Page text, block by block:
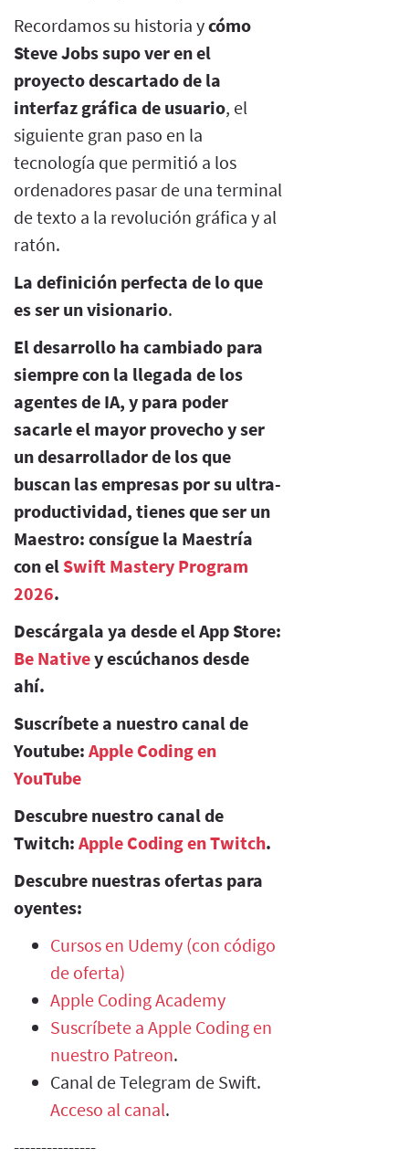
Recordamos su historia ycómo
Steve Jobs supo ver en el
proyecto descartado de la
interfaz gráfica de usuario, el
siguiente gran paso en la
tecnología que permitió a los
ordenadores pasar de una terminal
de texto a la revolución gráfica y al
ratón.
La definición perfecta de lo que
es ser un visionario.
El desarrollo ha cambiado para
siempre con la llegada de los
agentes de IA, y para poder
sacarle el mayor provecho y ser
un desarrollador de los que
buscan las empresas por su ultra-
productividad, tienes que ser un
Maestro: consígue la Maestría
con el Swift Mastery Program
2026.
Descárgala ya desde el App Store:
Be Nativey escúchanos desde
ahí.
Suscríbete a nuestro canal de
Youtube: Apple Coding en
YouTube
Descubre nuestro canal de
Twitch: Apple Coding en Twitch.
Descubre nuestras ofertas para
oyentes:
Cursos en Udemy (con código
de oferta)
Apple Coding Academy
Suscríbete a Apple Coding en
nuestro Patreon.
Canal de Telegram de Swift.
Acceso al canal.
---------------